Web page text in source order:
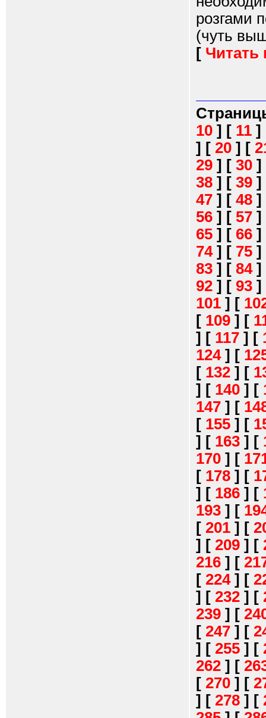
розгами
(чуть
[ Читать
10 ] [ 11 ]
] [ 20 ] [
29 ] [ 30 ]
38 ] [ 39 ]
47 ] [ 48 ]
56 ] [ 57 ]
65 ] [ 66 ]
74] [ 75 ]
83 ] [ 84]
92 ] [ 93 ]
101 ] [
[ 109 ] [
] [ 117 ] [
124] [
[ 132 ] [
] [ 140 ] [
147 ] [
[ 155 ] [
] [ 163 ] [
170 ] [
[ 178 ] [
] [ 186 ] [
193 ] [
[ 201 ] [
] [ 209 ] [
216 ] [
[ 224] [
] [ 232 ] [
239 ] [
[ 247 ] [
] [ 255 ] [
262 ] [
[ 270 ] [
] [ 278 ] [